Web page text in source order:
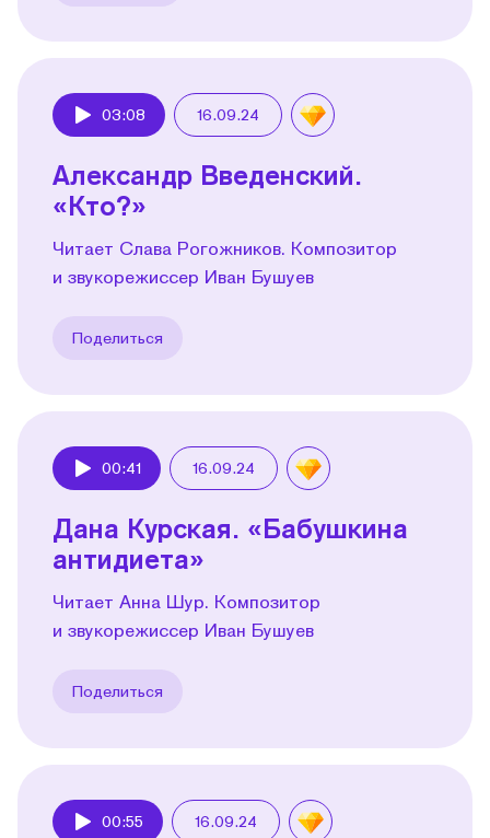
03:08 16.09.24
Александр Введенский.
«Кто?»
Читает Слава Рогожников. Композитор
и звукорежиссер Иван Бушуев
Поделиться
00:41 16.09.24
Дана Курская. «Бабушкина
антидиета»
Читает Анна Шур. Композитор
и звукорежиссер Иван Бушуев
Поделиться
00:55 16.09.24